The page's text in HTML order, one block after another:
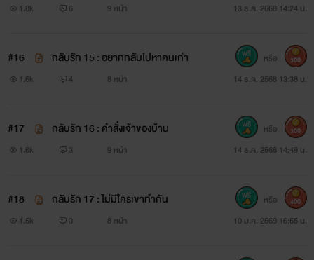
1.8k 6 9 หน้า 13 ธ.ค. 2568 14:24 น.
#16 กลับรัก 15 : อยากกลับไปหาคนเก่า
1.6k 4 8 หน้า 14 ธ.ค. 2568 13:38 น.
หรือ 300
#17 กลับรัก 16 : คำสั่งเจ้าของบ้าน
1.6k 3 9 หน้า 14 ธ.ค. 2568 14:49 น.
หรือ 300
#18 กลับรัก 17 : ไม่มีใครเขาทำกัน
1.5k 3 8 หน้า 10 ม.ค. 2569 16:55 น.
หรือ 400